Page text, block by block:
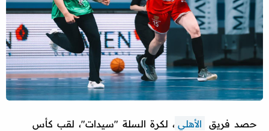
حصد فريق الأهلي ، لكرة السلة "سيدات"، لقب كأس